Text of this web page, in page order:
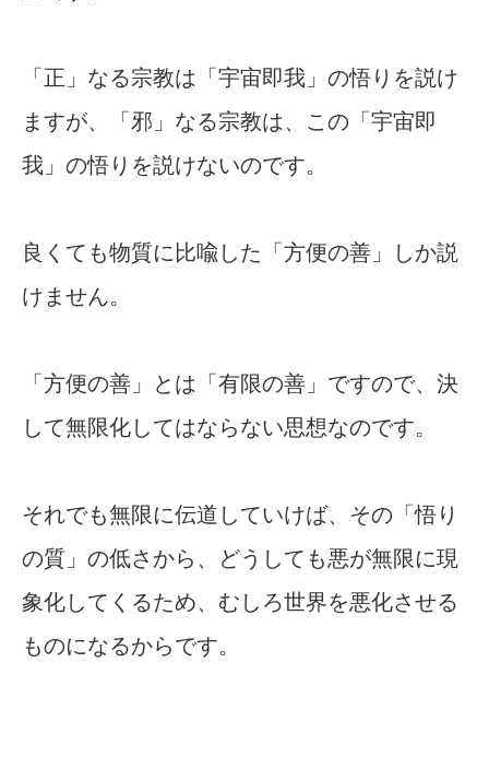
「正」なる宗教は「宇宙即我」の悟りを説け
ますが、「邪」なる宗教は、この「宇宙即
我」の悟りを説けないのです。
良くても物質に比喩した「方便の善」しか説
けません。
「方便の善」とは「有限の善」ですので、決
して無限化してはならない思想なのです。
それでも無限に伝道していけば、その「悟り
の質」の低さから、どうしても悪が無限に現
象化してくるため、むしろ世界を悪化させる
ものになるからです。